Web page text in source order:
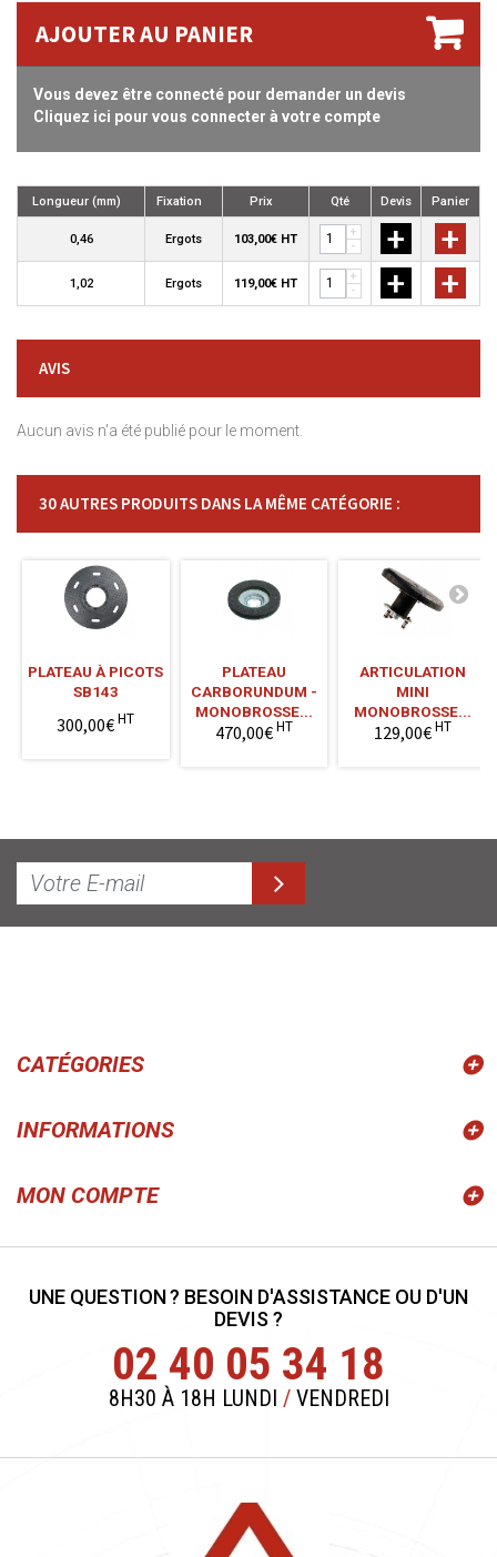
AJOUTER AU PANIER
Vous devez être connecté pour demander un devis
Cliquez ici pour vous connecter à votre compte
Longueur (mm) Fixation Prix Qté Devis Panier
0,46 Ergots 103,00€ HT
+
-
+ +
1,02 Ergots 119,00€ HT
+
-
+ +
AVIS
Aucun avis n'a été publié pour le moment.
30 AUTRES PRODUITS DANS LA MÊME CATÉGORIE :
PLATEAU À PICOTS
SB143
300,00€HT
PLATEAU
CARBORUNDUM -
MONOBROSSE...
470,00€HT
ARTICULATION
MINI
MONOBROSSE...
129,00€HT
CATÉGORIES
INFORMATIONS
MON COMPTE
UNE QUESTION ? BESOIN D'ASSISTANCE OU D'UN
DEVIS ?
02 40 05 34 18
8H30 À 18H LUNDI /VENDREDI